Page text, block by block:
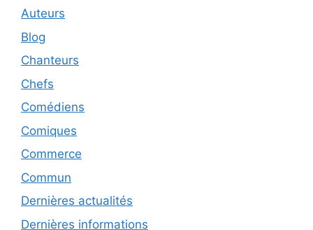
Auteurs
Blog
Chanteurs
Chefs
Comédiens
Comiques
Commerce
Commun
Dernières actualités
Dernières informations